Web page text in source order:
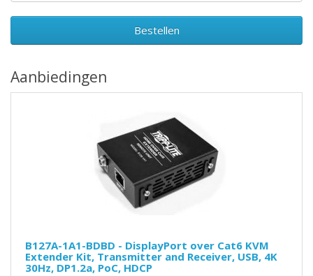
Bestellen
Aanbiedingen
B127A-1A1-BDBD - DisplayPort over Cat6 KVM
Extender Kit, Transmitter and Receiver, USB, 4K
30Hz, DP1.2a, PoC, HDCP